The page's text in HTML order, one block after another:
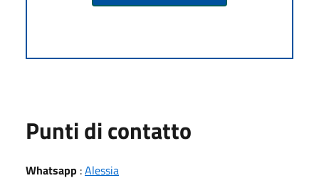
Punti di contatto
Whatsapp :Alessia